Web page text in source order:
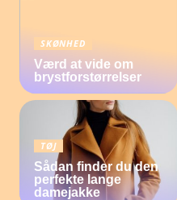
SKØNHED
Værd at vide om
brystforstørrelser
TØJ
Sådan finder du den
perfekte lange
damejakke